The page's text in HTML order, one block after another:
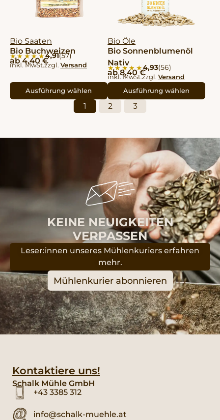
Bio Saaten
Bio Buchweizen
★★★★★
★★★★★4,91(57)
ab4,40€
inkl. MwSt.zzgl. Versand
Ausführung wählen
Bio Öle
Bio Sonnenblumenöl
Nativ
★★★★★
★★★★★4,93(56)
ab8,40€
inkl. MwSt.zzgl. Versand
Ausführung wählen
1 2 3
KEINE NEUIGKEITEN
VERPASSEN
Leser:innen unseres Mühlenkuriers erfahren
mehr.
Mühlenkurier abonnieren
Kontaktiere uns!
Schalk Mühle GmbH
+43 3385 312
info@schalk-muehle.at